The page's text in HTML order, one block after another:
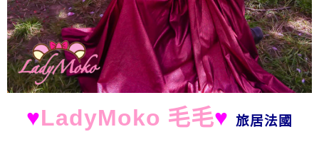
♥LadyMoko 毛毛♥ 旅居法國